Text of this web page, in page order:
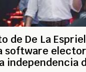
de De La
software
independencia